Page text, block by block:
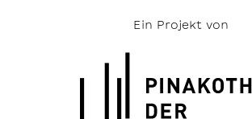
Ein Projekt von